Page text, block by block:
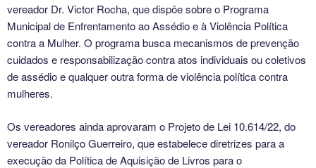
vereador Dr. Victor Rocha, que dispõe sobre o Programa
Municipal de Enfrentamento ao Assédio e à Violência Política
contra a Mulher. O programa busca mecanismos de prevenção
cuidados e responsabilização contra atos individuais ou coletivos
de assédio e qualquer outra forma de violência política contra
mulheres.
Os vereadores ainda aprovaram o Projeto de Lei 10.614/22, do
vereador Ronilço Guerreiro, que estabelece diretrizes para a
execução da Política de Aquisição de Livros para o